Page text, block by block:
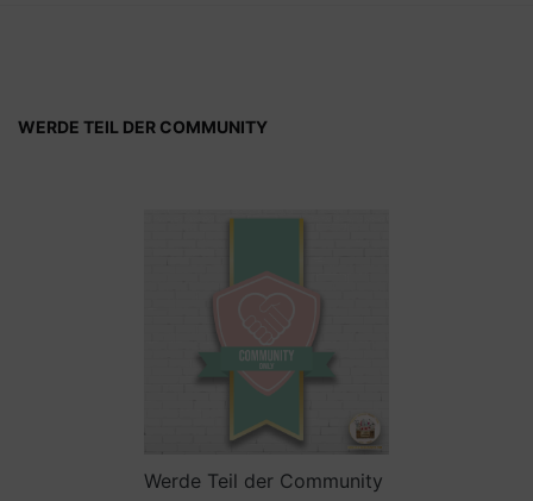
WERDE TEIL DER COMMUNITY
Werde Teil der Community